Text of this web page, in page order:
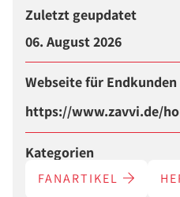
Zuletzt geupdatet
06. August 2026
Webseite für Endkunden
https://www.zavvi.de/
Kategorien
FANARTIKEL